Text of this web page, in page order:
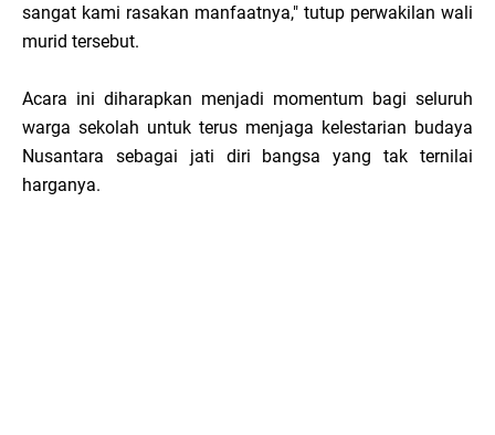
sangat kami rasakan manfaatnya," tutup perwakilan wali
murid tersebut.
Acara ini diharapkan menjadi momentum bagi seluruh
warga sekolah untuk terus menjaga kelestarian budaya
Nusantara sebagai jati diri bangsa yang tak ternilai
harganya.